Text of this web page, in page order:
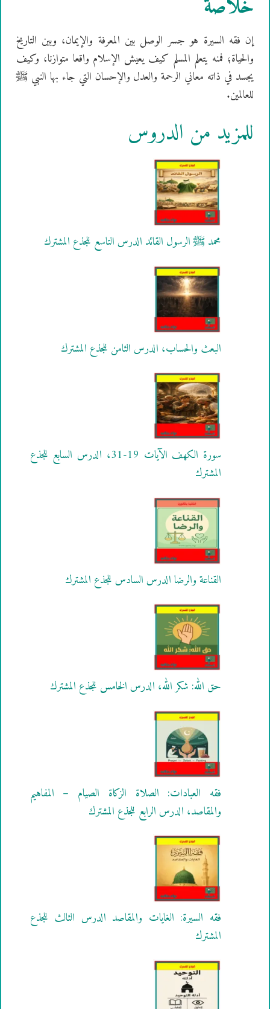
إن فقه السيرة هو جسر الوصل بين المعرفة والإيمان، وبين التاريخ
والحياة؛ فمنه يتعلم المسلم كيف يعيش الإسلام واقعا متوازنا، وكيف
يجسد في ذاته معاني الرحمة والعدل والإحسان التي جاء بها النبي ﷺ
للعالمين.
للمزيد من الدروس
محمد ﷺ الرسول القائد الدرس التاسع للجذع المشترك
البعث والحساب، الدرس الثامن للجذع المشترك
سورة الكهف الآيات 19-31، الدرس السابع للجذع
المشترك
القناعة والرضا الدرس السادس للجذع المشترك
حق الله: شكر الله، الدرس الخامس للجذع المشترك
فقه العبادات: الصلاة الزكاة الصيام – المفاهيم
والمقاصد، الدرس الرابع للجذع المشترك
فقه السيرة: الغايات والمقاصد الدرس الثالث للجذع
المشترك